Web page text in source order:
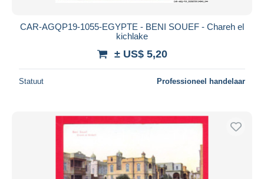
Woonplaats van de verkoper
Toepassen
CAR-AGQP19-1055-EGYPTE - BENI SOUEF - Chareh el
kichlake
± US$ 5,20
Statuut Professioneel handelaar